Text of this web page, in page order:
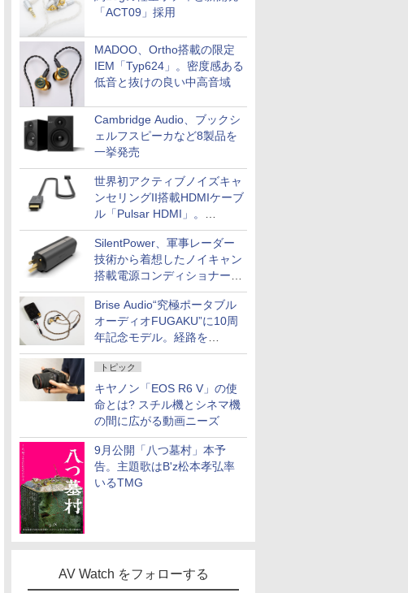
「ACT09」採用
MADOO、Ortho搭載の限定
IEM「Typ624」。密度感ある
低音と抜けの良い中高音域
Cambridge Audio、ブックシ
ェルフスピーカなど8製品を
一挙発売
世界初アクティブノイズキャ
ンセリングII搭載HDMIケーブ
ル「Pulsar HDMI」。
SilentPowerから
SilentPower、軍事レーダー
技術から着想したノイキャン
搭載電源コンディショナー
「AC iPurifier2」
Brise Audio“究極ポータブル
オーディオFUGAKU”に10周
年記念モデル。経路を
NISHIKIで統一。400万円
トピック
キヤノン「EOS R6 V」の使
命とは? スチル機とシネマ機
の間に広がる動画ニーズ
9月公開「八つ墓村」本予
告。主題歌はB'z松本孝弘率
いるTMG
AV Watch をフォローする